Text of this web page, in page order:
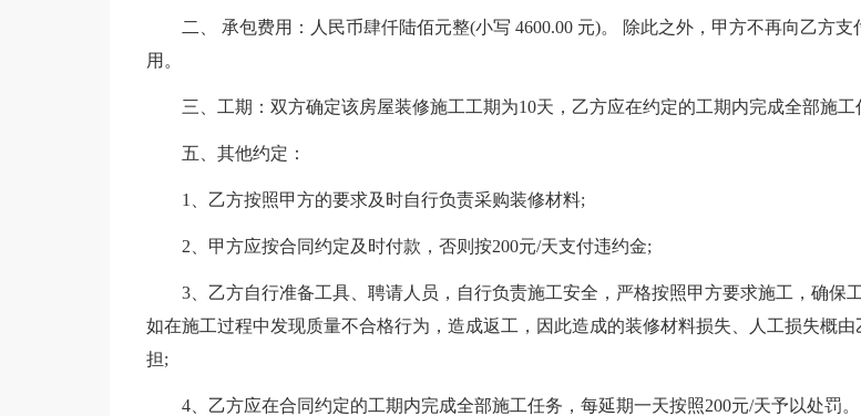
二、 承包费用：人民币肆仟陆佰元整(小写 4600.00 元)。 除此之外，甲方不再向乙方支
用。
三、工期：双方确定该房屋装修施工工期为10天，乙方应在约定的工期内完成全部施工
五、其他约定：
1、乙方按照甲方的要求及时自行负责采购装修材料;
2、甲方应按合同约定及时付款，否则按200元/天支付违约金;
3、乙方自行准备工具、聘请人员，自行负责施工安全，严格按照甲方要求施工，确保
如在施工过程中发现质量不合格行为，造成返工，因此造成的装修材料损失、人工损失概由
担;
4、乙方应在合同约定的工期内完成全部施工任务，每延期一天按照200元/天予以处罚。